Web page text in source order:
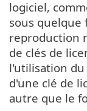
logiciel,
sous quelque
reproduction
de clés de
l'utilisation
d'une clé de
autre que le